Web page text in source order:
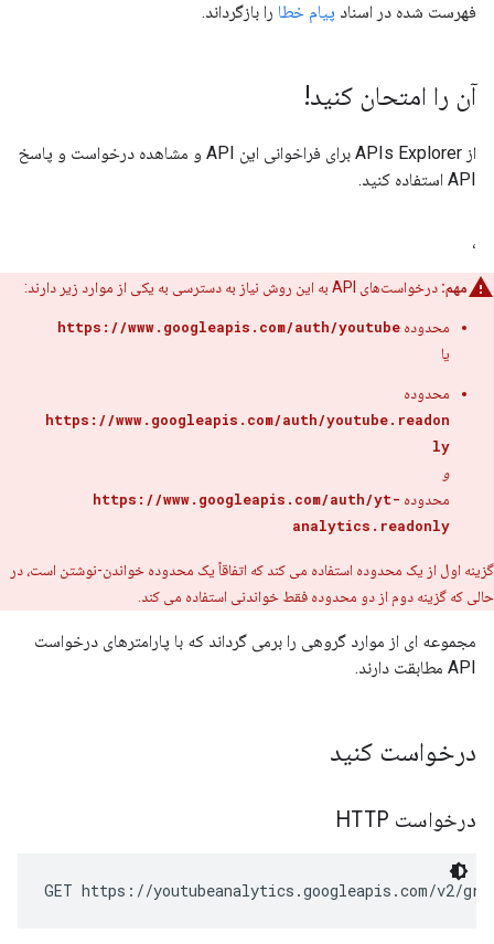
فهرست شده در اسناد پیام خطا را بازگرداند.
آن را امتحان کنید!
از APIs Explorer
برای فراخوانی این API و مشاهده درخواست و پاسخ
API استفاده کنید.
،
مهم: درخواست‌های API به این روش نیاز به دسترسی به یکی از موارد زیر دارند:
محدوده https://www.googleapis.com/auth/youtube
یا
محدوده
https://www.googleapis.com/auth/youtube.readon
ly
و
محدوده https://www.googleapis.com/auth/yt-
analytics.readonly
گزینه اول از یک محدوده استفاده می کند که اتفاقاً یک محدوده خواندن-نوشتن است، در
حالی که گزینه دوم از دو محدوده فقط خواندنی استفاده می کند.
مجموعه ای از موارد گروهی را برمی گرداند که با پارامترهای درخواست
API مطابقت دارند.
درخواست کنید
درخواست HTTP
GET https://youtubeanalytics.googleapis.com/v2/